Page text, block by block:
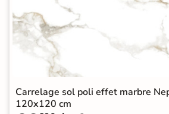
Carrelage sol poli effet marbre
120x120 cm